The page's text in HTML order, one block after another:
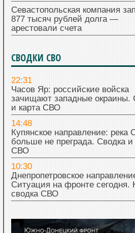
Севастопольская компания
877 тысяч рублей долга —
арестовали счета
СВОДКИ СВО
22:31
Часов Яр: российские войска
зачищают западные окраины.
и карта СВО
14:48
Купянское направление: река
больше не преграда. Сводка и
СВО
10:30
Днепропетровское
Ситуация на фронте сегодня.
сводка СВО